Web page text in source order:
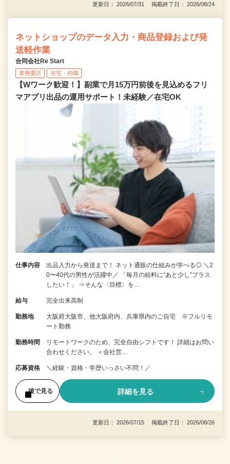
更新日： 2026/07/31 掲載終了日： 2026/08/24
ネットショップのデータ入力・商品登録および発
送軽作業
合同会社Re Start
業務委託 在宅・内職
【Wワーク歓迎！】副業で月15万円前後を見込めるフリ
マアプリ出品の運用サポート！未経験／在宅OK
仕事内容
出品入力から発送まで！ ネット通販の仕組みが学べる◎ ＼2
0〜40代の男性が活躍中／ 「毎月の給料に“あと少し”プラス
したい！」 ⇒そんな〈目標〉を…
給与 完全出来高制
勤務地
大阪府大阪市、他大阪府内、兵庫県内のご自宅 ※フルリモ
ート勤務
勤務時間
リモートワークのため、完全自由シフトです！ 詳細はお問い
合わせください。 ＜会社営…
応募資格 ＼経験・資格・学歴いっさい不問！／
後で見る 詳細を見る
更新日： 2026/07/15 掲載終了日： 2026/08/26
1